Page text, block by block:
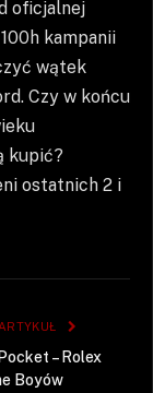
oficjalnej
kampanii
wątek
Czy w końcu
kupić?
ostatnich 2 i
– Rolex
Boyów